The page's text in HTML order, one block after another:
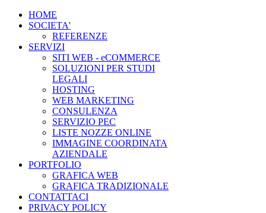
HOME
SOCIETA'
REFERENZE
SERVIZI
SITI WEB - eCOMMERCE
SOLUZIONI PER STUDI
LEGALI
HOSTING
WEB MARKETING
CONSULENZA
SERVIZIO PEC
LISTE NOZZE ONLINE
IMMAGINE COORDINATA
AZIENDALE
PORTFOLIO
GRAFICA WEB
GRAFICA TRADIZIONALE
CONTATTACI
PRIVACY POLICY